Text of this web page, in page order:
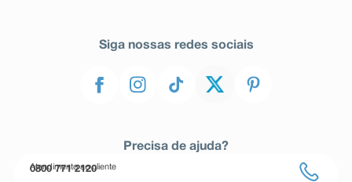
Siga nossas redes sociais
Precisa de ajuda?
Atendimento ao cliente
0800 771 2120